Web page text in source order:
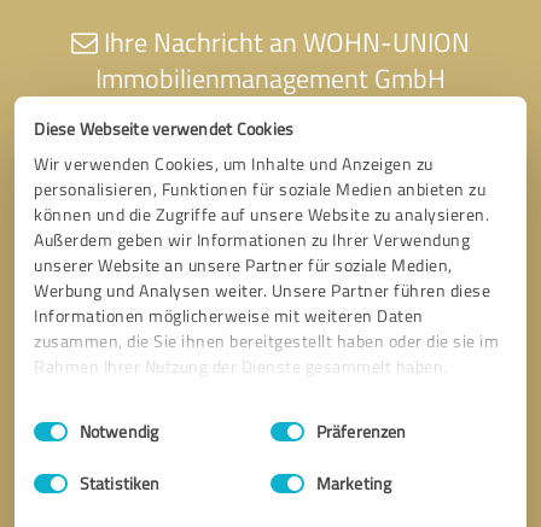
Diese Webseite verwendet Cookies
Wir verwenden Cookies, um Inhalte und Anzeigen zu
personalisieren, Funktionen für soziale Medien anbieten zu
können und die Zugriffe auf unsere Website zu analysieren.
Außerdem geben wir Informationen zu Ihrer Verwendung
unserer Website an unsere Partner für soziale Medien,
Werbung und Analysen weiter. Unsere Partner führen diese
Informationen möglicherweise mit weiteren Daten
zusammen, die Sie ihnen bereitgestellt haben oder die sie im
Rahmen Ihrer Nutzung der Dienste gesammelt haben.
Impressum Datenschutzbestimmungen
Einwilligungsauswahl
Notwendig Präferenzen
Statistiken Marketing
Ihre Nachricht an WOHN-UNION
Immobilienmanagement GmbH